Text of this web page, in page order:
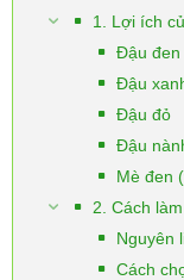
1. Lợi ích
Đậu đen
Đậu
Đậu đỏ
Đậu
Mè đen
2. Cách
Nguyên
Cách